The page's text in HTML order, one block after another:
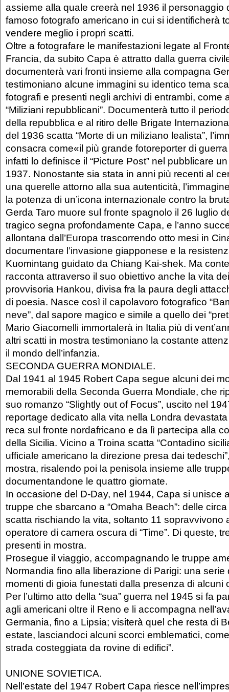
assieme alla quale creerà nel 1936 il personaggio
famoso fotografo americano in cui si identificherà
vendere meglio i propri scatti.
Oltre a fotografare le manifestazioni legate al
Francia, da subito Capa è attratto dalla guerra
documenterà vari fronti insieme alla compagna
testimoniano alcune immagini su identico tema
fotografi e presenti negli archivi di entrambi, come
“Miliziani repubblicani”. Documenterà tutto il
della repubblica e al ritiro delle Brigate
del 1936 scatta “Morte di un miliziano lealista”,
consacra come«il più grande fotoreporter di
infatti lo definisce il “Picture Post” nel pubblicare
1937. Nonostante sia stata in anni più recenti al
una querelle attorno alla sua autenticità,
la potenza di un’icona internazionale contro la
Gerda Taro muore sul fronte spagnolo il 26 luglio
tragico segna profondamente Capa, e l’anno
allontana dall’Europa trascorrendo otto mesi in
documentare l’invasione giapponese e la
Kuomintang guidato da Chiang Kai-shek. Ma
racconta attraverso il suo obiettivo anche la vita
provvisoria Hankou, divisa fra la paura degli
di poesia. Nasce così il capolavoro fotografico
neve”, dal sapore magico e simile a quello dei
Mario Giacomelli immortalerà in Italia più di
altri scatti in mostra testimoniano la costante
il mondo dell’infanzia.
SECONDA GUERRA MONDIALE.
Dal 1941 al 1945 Robert Capa segue alcuni dei
memorabili della Seconda Guerra Mondiale, che
suo romanzo “Slightly out of Focus”, uscito nel
reportage dedicato alla vita nella Londra
reca sul fronte nordafricano e da lì partecipa alla
della Sicilia. Vicino a Troina scatta “Contadino
ufficiale americano la direzione presa dai
mostra, risalendo poi la penisola insieme alle
documentandone le quattro giornate.
In occasione del D-Day, nel 1944, Capa si unisce
truppe che sbarcano a “Omaha Beach”: delle
scatta rischiando la vita, soltanto 11 sopravvivono
operatore di camera oscura di “Time”. Di queste,
presenti in mostra.
Prosegue il viaggio, accompagnando le truppe
Normandia fino alla liberazione di Parigi: una serie
momenti di gioia funestati dalla presenza di alcuni
Per l’ultimo atto della “sua” guerra nel 1945 si fa
agli americani oltre il Reno e li accompagna
Germania, fino a Lipsia; visiterà quel che resta di
estate, lasciandoci alcuni scorci emblematici,
strada costeggiata da rovine di edifici”.
UNIONE SOVIETICA.
Nell’estate del 1947 Robert Capa riesce